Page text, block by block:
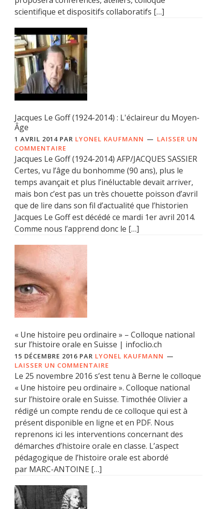
scientifique et dispositifs collaboratifs […]
Jacques Le Goff (1924-2014) : L'éclaireur du Moyen-
Âge
1 AVRIL 2014 PAR LYONEL KAUFMANN
LAISSER UN
COMMENTAIRE
Jacques Le Goff (1924-2014) AFP/JACQUES SASSIER
Certes, vu l’âge du bonhomme (90 ans), plus le
temps avançait et plus l’inéluctable devait arriver,
mais bon c’est pas un très chouette poisson d’avril
que de lire dans son fil d’actualité que l’historien
Jacques Le Goff est décédé ce mardi 1er avril 2014.
Comme nous l’apprend donc le […]
« Une histoire peu ordinaire » – Colloque national
sur l’histoire orale en Suisse | infoclio.ch
15 DÉCEMBRE 2016 PAR LYONEL KAUFMANN
LAISSER UN COMMENTAIRE
Le 25 novembre 2016 s’est tenu à Berne le colloque
« Une histoire peu ordinaire ». Colloque national
sur l’histoire orale en Suisse. Timothée Olivier a
rédigé un compte rendu de ce colloque qui est à
présent disponible en ligne et en PDF. Nous
reprenons ici les interventions concernant des
démarches d’histoire orale en classe. L’aspect
pédagogique de l’histoire orale est abordé
par MARC-ANTOINE […]